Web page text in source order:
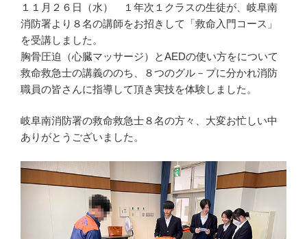
１１月２６日（水） １年次１クラスの生徒が、岐阜南
消防署より８名の講師をお招きして「救命入門コース」
を受講しました。
胸骨圧迫（心臓マッサージ）とAEDの使い方をについて
救命救急士の講義ののち、８つのグル－プに分かれ消防
職員の皆さんに指導して頂き実技を体験しました。
岐阜南消防署の救命救急士８名の方々、大変お忙しい中
ありがとうございました。